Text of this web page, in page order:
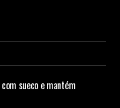
sueco e mantém